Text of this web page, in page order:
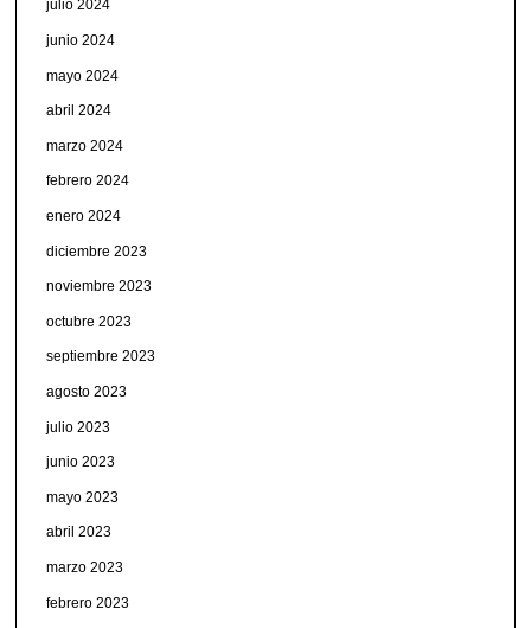
julio 2024
junio 2024
mayo 2024
abril 2024
marzo 2024
febrero 2024
enero 2024
diciembre 2023
noviembre 2023
octubre 2023
septiembre 2023
agosto 2023
julio 2023
junio 2023
mayo 2023
abril 2023
marzo 2023
febrero 2023